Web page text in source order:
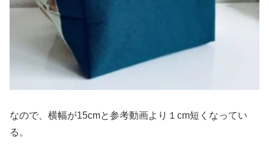
なので、横幅が15cmと参考動画より１cm短くなってい
る。